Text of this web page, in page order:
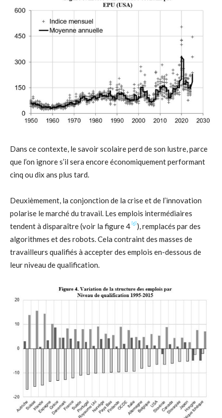
Dans ce contexte, le savoir scolaire perd de son lustre, parce
que l’on ignore s’il sera encore économiquement performant
cinq ou dix ans plus tard.
Deuxièmement, la conjonction de la crise et de l’innovation
polarise le marché du travail. Les emplois intermédiaires
tendent à disparaître (voir la figure 4 [6] ), remplacés par des
algorithmes et des robots. Cela contraint des masses de
travailleurs qualifiés à accepter des emplois en-dessous de
leur niveau de qualification.